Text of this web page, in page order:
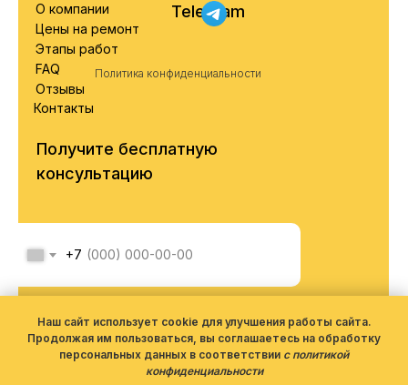
Telegram
Политика конфиденциальности
Цены на ремонт
Этапы работ
FAQ
Отзывы
О компании
Получите бесплатную
консультацию
+7
персональных данных согласно
политики конфиденциальности
Контакты
Наш сайт использует cookie для улучшения работы сайта.
Продолжая им пользоваться, вы соглашаетесь на обработку
персональных данных в соответствии с политикой
конфиденциальности